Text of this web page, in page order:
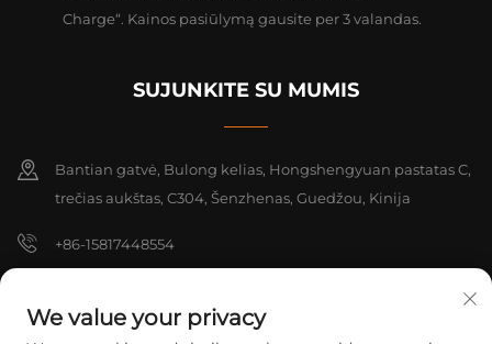
Charge“. Kainos pasiūlymą gausite per 3 valandas.
SUJUNKITE SU MUMIS
Bantian gatvė, Bulong kelias, Hongshengyuan pastatas C,
trečias aukštas, C304, Šenzhenas, Guedžou, Kinija
+86-15817448554
We value your privacy